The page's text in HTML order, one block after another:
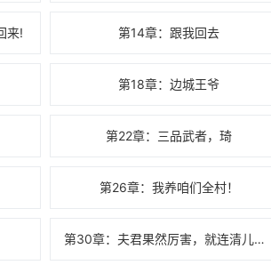
来! 第14章：跟我回去
第18章：边城王爷
第22章：三品武者，琦
第26章：我养咱们全村！
第30章：夫君果然厉害，就连清儿姐也败下